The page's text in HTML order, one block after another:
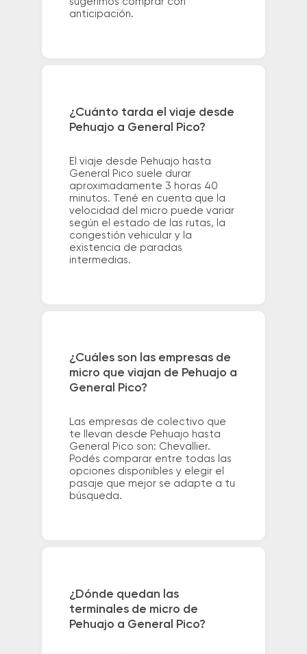
anticipación.
¿Cuánto tarda el viaje desde
Pehuajo a General Pico?
El viaje desde Pehuajo hasta
General Pico suele durar
aproximadamente 3 horas 40
minutos. Tené en cuenta que la
velocidad del micro puede variar
según el estado de las rutas, la
congestión vehicular y la
existencia de paradas
intermedias.
¿Cuáles son las empresas de
micro que viajan de Pehuajo a
General Pico?
Las empresas de colectivo que
te llevan desde Pehuajo hasta
General Pico son: Chevallier.
Podés comparar entre todas las
opciones disponibles y elegir el
pasaje que mejor se adapte a tu
búsqueda.
¿Dónde quedan las
terminales de micro de
Pehuajo a General Pico?